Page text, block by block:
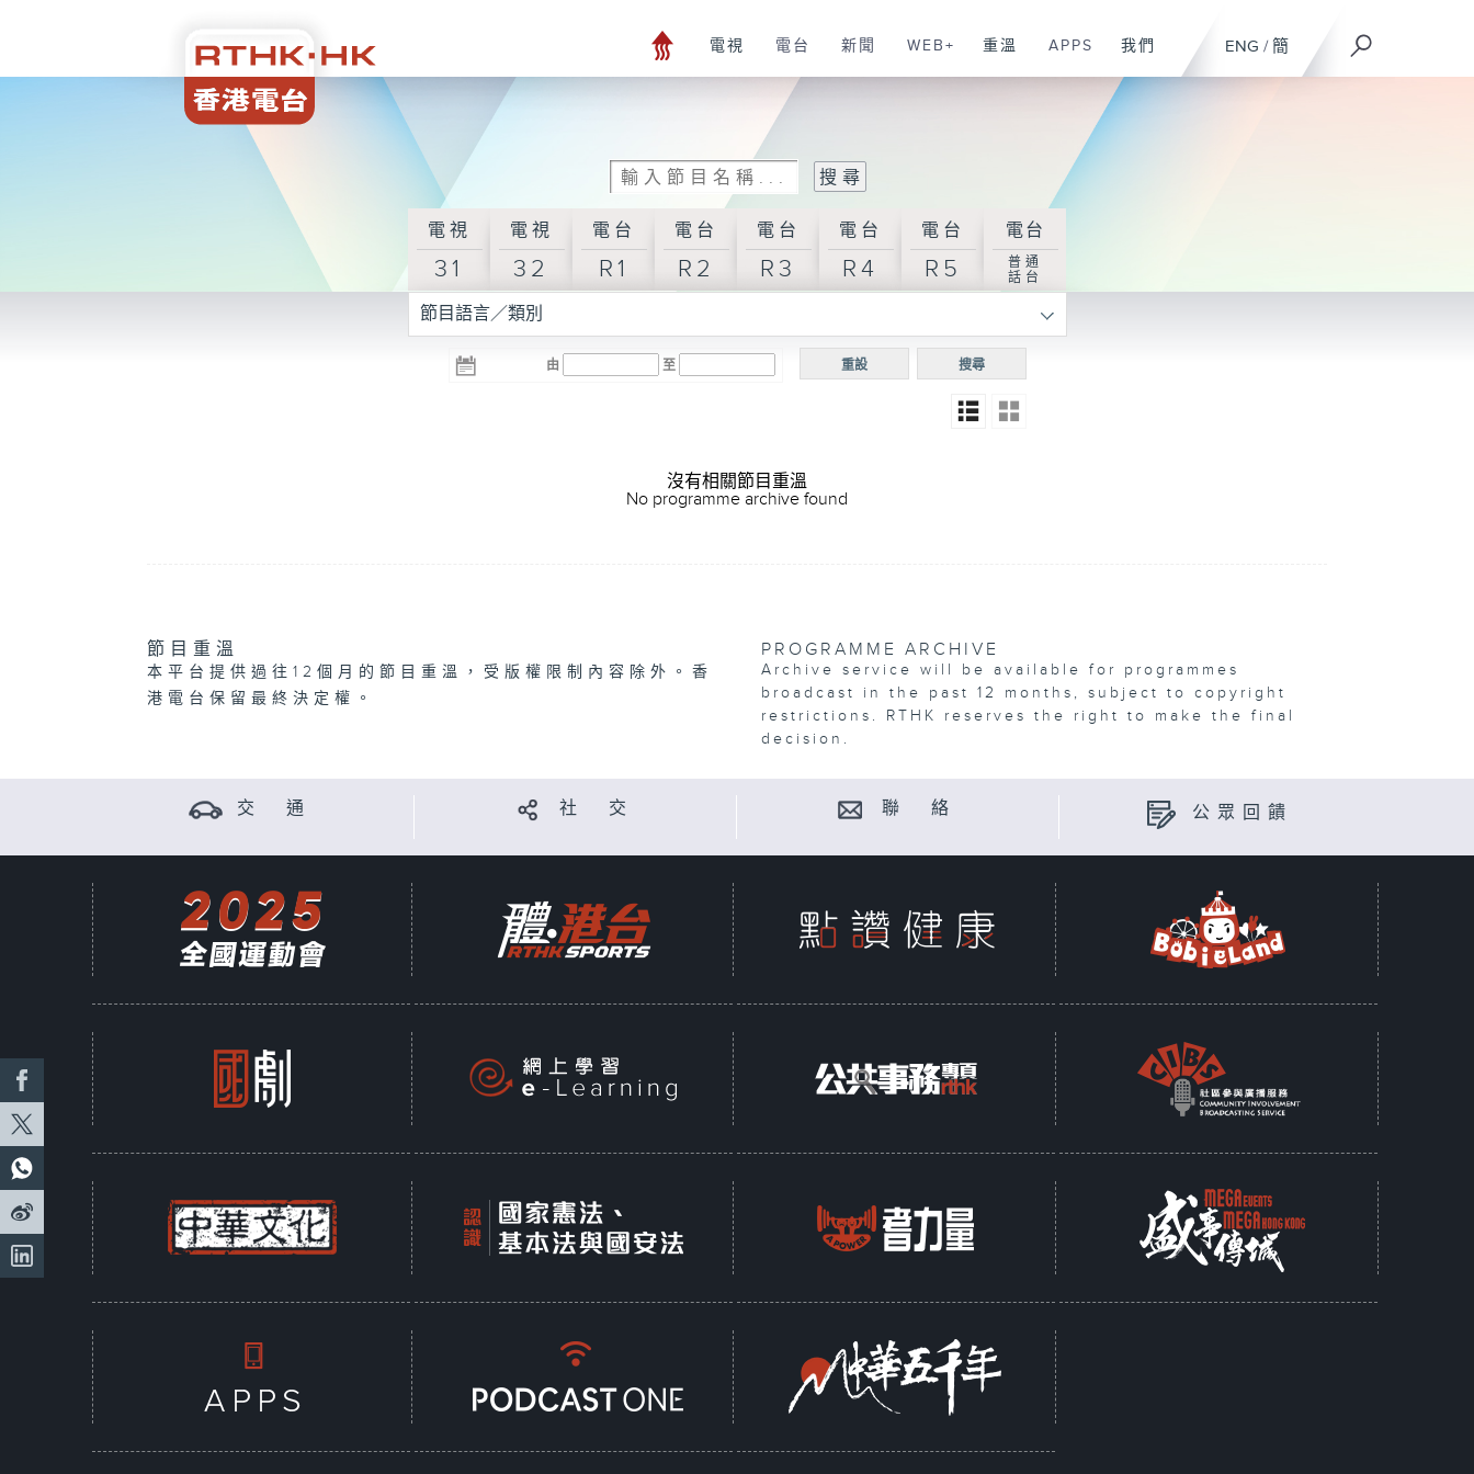
ENG / 簡
電視 電台 新聞 WEB+ 重溫 APPS 我們
電視
31
電視
32
電台
R1
電台
R2
電台
R3
電台
R4
電台
R5
電台
普通
話台
節目語言／類別
由 至 搜尋
重設
沒有相關節目重溫
No programme archive found
節目重溫
本平台提供過往12個月的節目重溫，受版權限制內容除外。香
港電台保留最終決定權。
PROGRAMME ARCHIVE
Archive service will be available for programmes
broadcast in the past 12 months, subject to copyright
restrictions. RTHK reserves the right to make the final
decision.
交 通 社 交 聯 絡 公眾回饋